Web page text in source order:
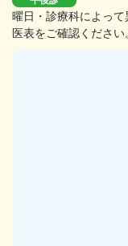
曜日・診療科によっ
医表をご確認ください